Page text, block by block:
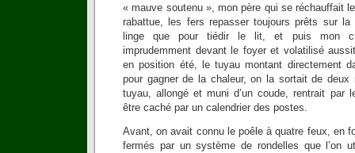
« mauve soutenu », mon père qui se réchauffait
rabattue, les fers repasser toujours prêts sur
linge que pour tiédir le lit, et puis mon
imprudemment devant le foyer et volatilisé
en position été, le tuyau montant directement
pour gagner de la chaleur, on la sortait de
tuyau, allongé et muni d’un coude, rentrait par
être caché par un calendrier des postes.
Avant, on avait connu le poêle à quatre feux, en
fermés par un système de rondelles que l’on